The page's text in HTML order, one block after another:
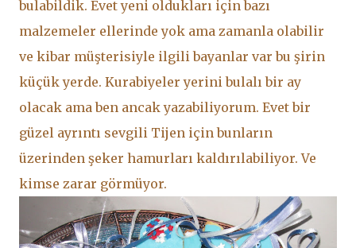
bulabildik. Evet yeni oldukları için bazı
malzemeler ellerinde yok ama zamanla olabilir
ve kibar müşterisiyle ilgili bayanlar var bu şirin
küçük yerde. Kurabiyeler yerini bulalı bir ay
olacak ama ben ancak yazabiliyorum. Evet bir
güzel ayrıntı sevgili Tijen için bunların
üzerinden şeker hamurları kaldırılabiliyor. Ve
kimse zarar görmüyor.